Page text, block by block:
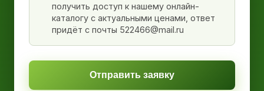
получить доступ к нашему онлайн-
каталогу с актуальными ценами, ответ
придёт с почты 522466@mail.ru
Отправить заявку